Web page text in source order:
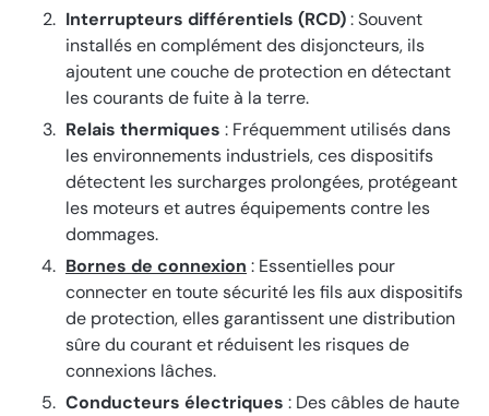
Interrupteurs différentiels (RCD): Souvent
installés en complément des disjoncteurs, ils
ajoutent une couche de protection en détectant
les courants de fuite à la terre.
Relais thermiques : Fréquemment utilisés dans
les environnements industriels, ces dispositifs
détectent les surcharges prolongées, protégeant
les moteurs et autres équipements contre les
dommages.
Bornes de connexion : Essentielles pour
connecter en toute sécurité les fils aux dispositifs
de protection, elles garantissent une distribution
sûre du courant et réduisent les risques de
connexions lâches.
Conducteurs électriques : Des câbles de haute